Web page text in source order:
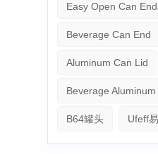
Easy Open Can
Beverage Can End
Aluminum Can Lid
Beverage
B64罐头 Ufeff